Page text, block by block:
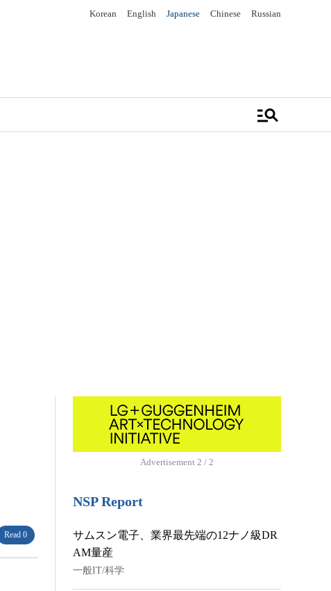
Korean English Japanese Chinese Russian
manage_search
Read 0
Advertisement 1 / 2
NSP Report
サムスン電子、業界最先端の12ナノ級DR
AM量産
一般IT/科学